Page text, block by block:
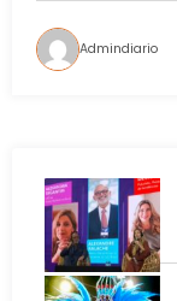
Admindiario